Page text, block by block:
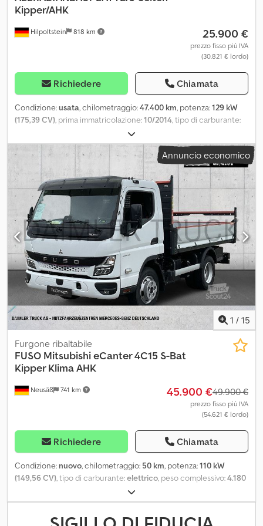
Hilpoltstein 818 km
Kipper/AHK
25.900 €
prezzo fisso più IVA
(30.821 € lordo)
Richiedere Chiamata
Condizione:usata, chilometraggio:47.400 km, potenza:129 kW
(175,39 CV) , prima immatricolazione:10/2014 , tipo di carburante:
7.000 kg
ingranaggio:meccanico, classe di emissione:Euro 6, numero di
posti:
, lunghezza spazio di carico:4.380 mm, larghezza vano di
2.090 mm , altezza vano di carico: 400 mm,
Equipaggiamento:ABS, chiusura centralizzata, filtro
antiparticolato, trazione integrale, Fuso 6C18, ribaltabile a tre lati
con protezione Trazione 4x4 Cedpfxszpc Rhe Al Aeha PIASTRA DI
MONTAGGIO PER ATTREZZATURE ANTINEVE Cambio manuale a 5
marce, gancio di traino per rimorchi da 3.500 kg, omologazione
EURO 6, autoradio con lettore CD, 2 alzacristalli elettrici, freno
motore, chiusura centralizzata con telecomando, ABS. Capacità
di carico utile: 2.770 kg Dimensioni interne del cassone:
Lunghezza: 4,38 metri Larghezza: 2,09 metri Altezza: 40 cm
Annuncio economico
1 / 15
Neusäß 741 km
Furgone ribaltabile
FUSO Mitsubishi eCanter 4C15 S-Bat
Kipper Klima AHK
45.900 €49.900 €
prezzo fisso più IVA
(54.621 € lordo)
Richiedere Chiamata
Condizione: nuovo, chilometraggio: 50 km, potenza:110 kW
(149,56 CV), tipo di carburante:elettrico, peso complessivo:4.180
, efficienza energetica:
cabina di guida:altro, tipo di ingranaggio:automatico, numero di
, Equipaggiamento:ABS, aria condizionata, controllo della